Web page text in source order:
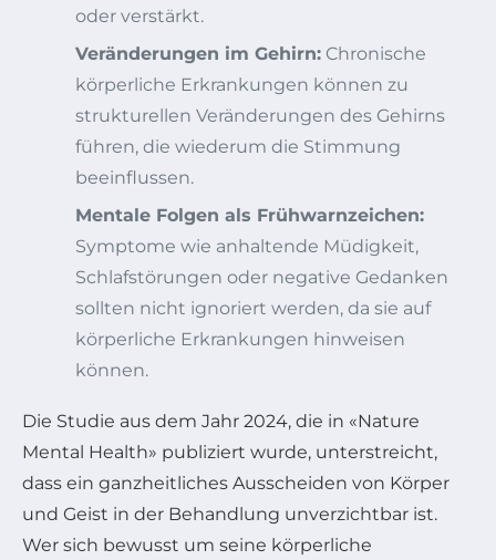
oder verstärkt.
Veränderungen im Gehirn: Chronische
körperliche Erkrankungen können zu
strukturellen Veränderungen des Gehirns
führen, die wiederum die Stimmung
beeinflussen.
Mentale Folgen als Frühwarnzeichen:
Symptome wie anhaltende Müdigkeit,
Schlafstörungen oder negative Gedanken
sollten nicht ignoriert werden, da sie auf
körperliche Erkrankungen hinweisen
können.
Die Studie aus dem Jahr 2024, die in «Nature
Mental Health» publiziert wurde, unterstreicht,
dass ein ganzheitliches Ausscheiden von Körper
und Geist in der Behandlung unverzichtbar ist.
Wer sich bewusst um seine körperliche